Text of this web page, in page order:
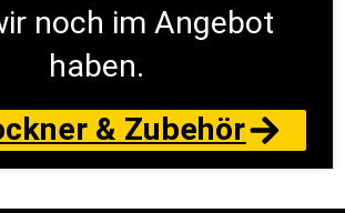
noch im Angebot
haben.
& Zubehör